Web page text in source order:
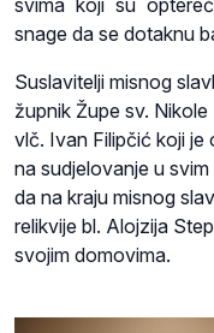
svima koji su
snage da se dotaknu
Suslavitelji misnog
župnik Župe sv.
vlč. Ivan Filipčić koji je
na sudjelovanje u
da na kraju misnog
relikvije bl. Alojzija
svojim domovima.